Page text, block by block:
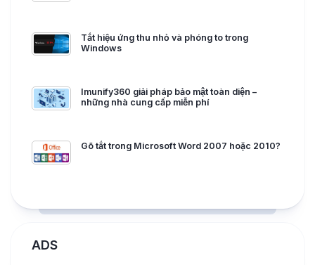
Tắt hiệu ứng thu nhỏ và phóng to trong
Windows
Imunify360 giải pháp bảo mật toàn diện –
những nhà cung cấp miễn phí
Gõ tắt trong Microsoft Word 2007 hoặc 2010?
ADS